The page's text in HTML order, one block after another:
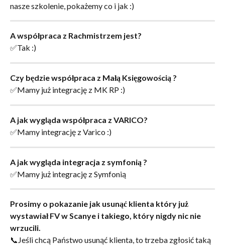
nasze szkolenie, pokażemy co i jak :)
A współpraca z Rachmistrzem jest?
✅Tak :)
Czy będzie współpraca z Małą Księgowością ?
✅Mamy już integrację z MK RP :)
A jak wygląda współpraca z VARICO?
✅Mamy integrację z Varico :)
A jak wygląda integracja z symfonią ?
✅Mamy już integrację z Symfonią
Prosimy o pokazanie jak usunąć klienta który już
wystawiał FV w Scanye i takiego, który nigdy nic nie
wrzucili.
📞Jeśli chcą Państwo usunąć klienta, to trzeba zgłosić taką